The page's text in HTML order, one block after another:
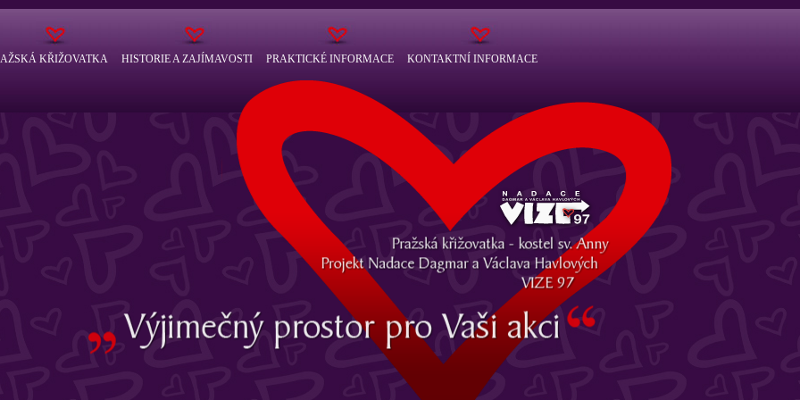
KŘIŽOVATKA HISTORIE A ZAJÍMAVOSTI PRAKTICKÉ INFORMACE KONTAKTNÍ INFORMACE